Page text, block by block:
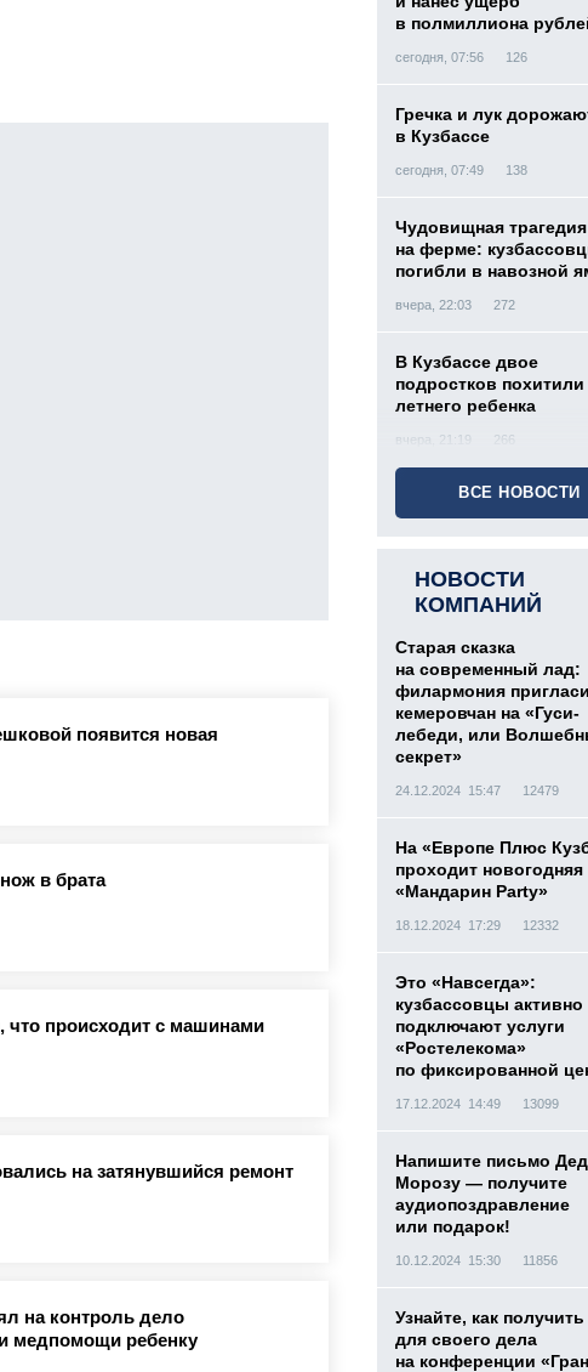
появится новая
в брата
что происходит с машинами
на затянувшийся ремонт
на контроль дело
медпомощи ребенку
в полмиллиона
сегодня, 07:56 126
Гречка и лук
в Кузбассе
сегодня, 07:49 138
Чудовищная трагедия
на ферме:
погибли в навозной
вчера, 22:03 272
В Кузбассе двое
подростков похитили
летнего ребенка
вчера, 21:19 266
ВСЕ НОВОСТИ
НОВОСТИ
КОМПАНИЙ
Старая сказка
на современный лад:
филармония
кемеровчан на «Гуси-
лебеди, или
секрет»
24.12.2024 15:47 12479
На «Европе Плюс
проходит новогодняя
«Мандарин Party»
18.12.2024 17:29 12332
Это «Навсегда»:
кузбассовцы активно
подключают услуги
«Ростелекома»
по фиксированной
17.12.2024 14:49 13099
Напишите письмо
Морозу — получите
аудиопоздравление
или подарок!
10.12.2024 15:30 11856
Узнайте, как получить
для своего дела
на конференции